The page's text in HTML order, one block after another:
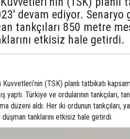
devam ediyor. Senaryo
tankçıları 850 metre
etkisiz hale getirdi.
Kuvvetleri'nin (TSK) planlı tatbikatı
yaptı. Türkiye ve ordularının tankçıları,
düzeni aldı. Her iki ordunun tankçıları,
tanklarını etkisiz hale getirdi.